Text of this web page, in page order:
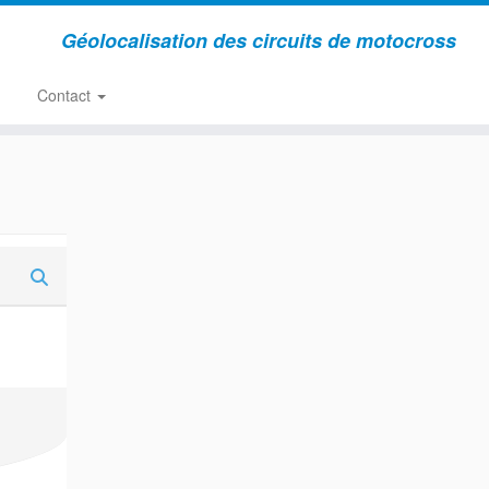
Géolocalisation des circuits de motocross
Contact